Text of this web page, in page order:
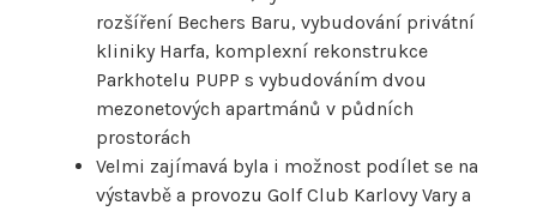
rozšíření Bechers Baru, vybudování privátní
kliniky Harfa, komplexní rekonstrukce
Parkhotelu PUPP s vybudováním dvou
mezonetových apartmánů v půdních
prostorách
Velmi zajímavá byla i možnost podílet se na
výstavbě a provozu Golf Club Karlovy Vary a